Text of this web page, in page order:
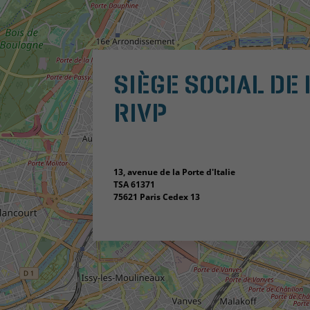
SIÈGE SOCIAL DE
RIVP
13, avenue de la Porte d'Italie
TSA 61371
75621 Paris Cedex 13